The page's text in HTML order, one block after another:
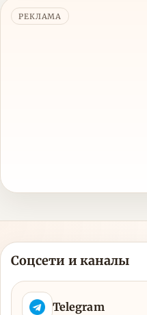
прогнившей кровли, а
туда строго запрещен,
РЕКЛАМА
Соцсети и каналы
Telegram